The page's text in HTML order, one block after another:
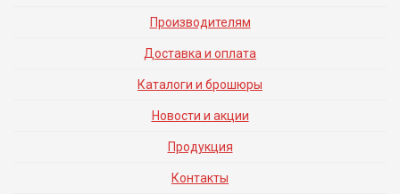
Производителям
Доставка и оплата
Каталоги и брошюры
Новости и акции
Продукция
Контакты